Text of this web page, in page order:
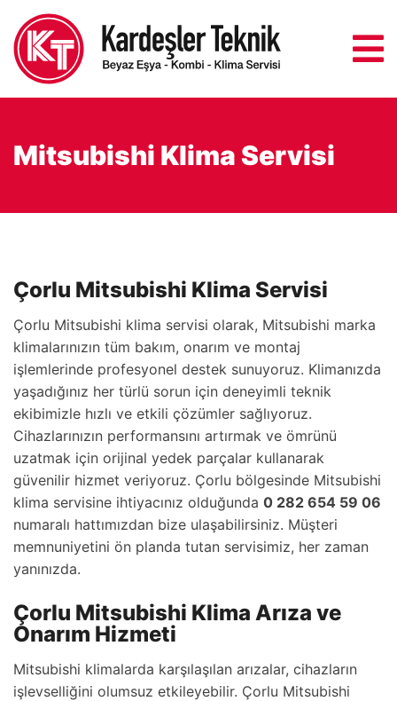
Mitsubishi Klima Servisi
Çorlu Mitsubishi Klima Servisi
Çorlu Mitsubishi klima servisi olarak, Mitsubishi marka
klimalarınızın tüm bakım, onarım ve montaj
işlemlerinde profesyonel destek sunuyoruz. Klimanızda
yaşadığınız her türlü sorun için deneyimli teknik
ekibimizle hızlı ve etkili çözümler sağlıyoruz.
Cihazlarınızın performansını artırmak ve ömrünü
uzatmak için orijinal yedek parçalar kullanarak
güvenilir hizmet veriyoruz. Çorlu bölgesinde Mitsubishi
klima servisine ihtiyacınız olduğunda 0 282 654 59 06
numaralı hattımızdan bize ulaşabilirsiniz. Müşteri
memnuniyetini ön planda tutan servisimiz, her zaman
yanınızda.
Çorlu Mitsubishi Klima Arıza ve
Onarım Hizmeti
Mitsubishi klimalarda karşılaşılan arızalar, cihazların
işlevselliğini olumsuz etkileyebilir. Çorlu Mitsubishi